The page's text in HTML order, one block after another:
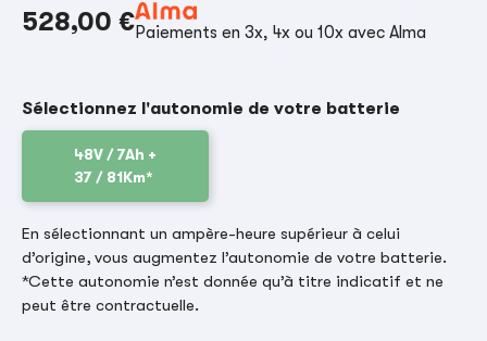
528,00 €Paiements en 3x, 4x ou 10x avec Alma
Sélectionnez l'autonomie de votre batterie
48V / 7Ah +
37 / 81Km*
En sélectionnant un ampère-heure supérieur à celui
d’origine, vous augmentez l’autonomie de votre batterie.
*Cette autonomie n’est donnée qu’à titre indicatif et ne
peut être contractuelle.